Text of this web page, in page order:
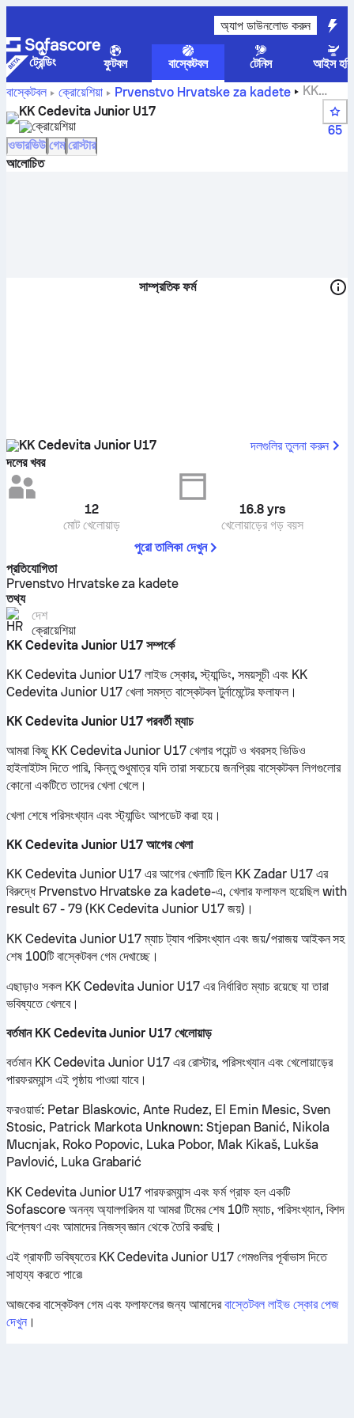
অ্যাপ ডাউনলোড করুন
ট্রেন্ডিং ফুটবল বাস্কেটবল টেনিস
আইস হকি
বাস্কেটবল
ক্রোয়েশিয়া Prvenstvo Hrvatske za kadete
KK
Cedevita Junior U17 স্কোর, স্ট্যান্ডিং, সময়সূচী এবং খেলোয়াড়
KK Cedevita Junior U17
ক্রোয়েশিয়া
65
ওভারভিউ গেম রোস্টার
আলোচিত
সাম্প্রতিক ফর্ম
KK Cedevita Junior U17
দলগুলির তুলনা করুন
দলের খবর
12
মোট খেলোয়াড়
16.8 yrs
খেলোয়াড়ের গড় বয়স
পুরো তালিকা দেখুন
প্রতিযোগিতা
Prvenstvo Hrvatske za kadete
তথ্য
দেশ
ক্রোয়েশিয়া
KK Cedevita Junior U17 সম্পর্কে
KK Cedevita Junior U17 লাইভ স্কোর, স্ট্যান্ডিং, সময়সূচী এবং KK
Cedevita Junior U17 খেলা সমস্ত বাস্কেটবল টুর্নামেন্টের ফলাফল।
KK Cedevita Junior U17 পরবর্তী ম্যাচ
আমরা কিছু KK Cedevita Junior U17 খেলার পয়েন্ট ও খবরসহ ভিডিও
হাইলাইটস দিতে পারি, কিন্তু শুধুমাত্র যদি তারা সবচেয়ে জনপ্রিয় বাস্কেটবল লিগগুলোর
কোনো একটিতে তাদের খেলা খেলে।
খেলা শেষে পরিসংখ্যান এবং স্ট্যান্ডিং আপডেট করা হয়।
KK Cedevita Junior U17 আগের খেলা
KK Cedevita Junior U17 এর আগের খেলাটি ছিল KK Zadar U17 এর
বিরুদ্ধে Prvenstvo Hrvatske za kadete-এ, খেলার ফলাফল হয়েছিল with
result 67 - 79 (KK Cedevita Junior U17 জয়)।
KK Cedevita Junior U17 ম্যাচ ট্যাব পরিসংখ্যান এবং জয়/পরাজয় আইকন সহ
শেষ 100টি বাস্কেটবল গেম দেখাচ্ছে।
এছাড়াও সকল KK Cedevita Junior U17 এর নির্ধারিত ম্যাচ রয়েছে যা তারা
ভবিষ্যতে খেলবে।
বর্তমান KK Cedevita Junior U17 খেলোয়াড়
বর্তমান KK Cedevita Junior U17 এর রোস্টার, পরিসংখ্যান এবং খেলোয়াড়ের
পারফরম্যান্স এই পৃষ্ঠায় পাওয়া যাবে।
ফরওয়ার্ড:Petar Blaskovic, Ante Rudez, El Emin Mesic, Sven
Stosic, Patrick Markota Unknown: Stjepan Banić, Nikola
Mucnjak, Roko Popovic, Luka Pobor, Mak Kikaš, Lukša
Pavlović, Luka Grabarić
KK Cedevita Junior U17 পারফরম্যান্স এবং ফর্ম গ্রাফ হল একটি
Sofascore অনন্য অ্যালগরিদম যা আমরা টিমের শেষ 10টি ম্যাচ, পরিসংখ্যান, বিশদ
বিশ্লেষণ এবং আমাদের নিজস্ব জ্ঞান থেকে তৈরি করছি।
এই গ্রাফটি ভবিষ্যতের KK Cedevita Junior U17 গেমগুলির পূর্বাভাস দিতে
সাহায্য করতে পারে৷
আজকের বাস্কেটবল গেম এবং ফলাফলের জন্য আমাদেরবাস্তেটবল লাইভ স্কোর পেজ
দেখুন।